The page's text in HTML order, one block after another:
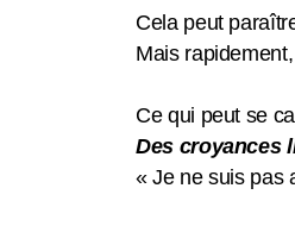
Cela peut
Mais
Ce qui peut se
Des croyances
« Je ne suis pas